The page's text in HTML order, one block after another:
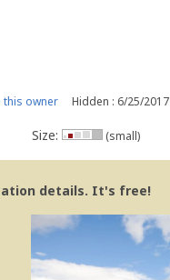
this owner Hidden : 6/25/2017
Size: (small)
details. It's free!